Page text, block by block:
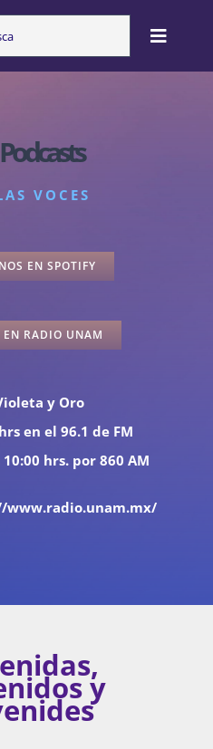
Toggle
de género
Podcasts
VOCES
EN SPOTIFY
EN RADIO UNAM
y Oro
en el 96.1 de FM
hrs. por 860 AM
www.radio.unam.mx/
y